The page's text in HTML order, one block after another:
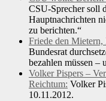
CSU-Sprecher soll
Hauptnachrichten
zu berichten.“
Friede den
Bundesrat
bezahlen müssen –
Volker Pispers –
Reichtum: Volker
10.11.2012.